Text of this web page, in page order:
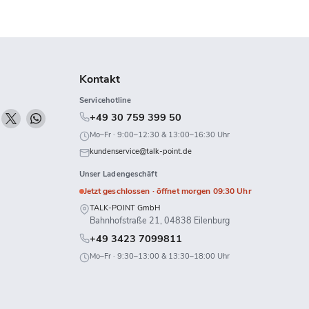
FindenFinden
Kontakt
Servicehotline
+49 30 759 399 50
Mo–Fr · 9:00–12:30 & 13:00–16:30 Uhr
kundenservice@talk-point.de
Unser Ladengeschäft
Jetzt geschlossen · öffnet morgen 09:30 Uhr
TALK-POINT GmbH
Bahnhofstraße 21, 04838 Eilenburg
+49 3423 7099811
Mo–Fr · 9:30–13:00 & 13:30–18:00 Uhr